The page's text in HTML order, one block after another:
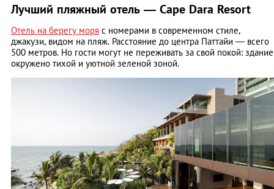
Лучший пляжный отель — Cape Dara Resort
Отель на берегу моря с номерами в современном стиле,
джакузи, видом на пляж. Расстояние до центра Паттайи — всего
500 метров. Но гости могут не переживать за свой покой: здание
окружено тихой и уютной зеленой зоной.